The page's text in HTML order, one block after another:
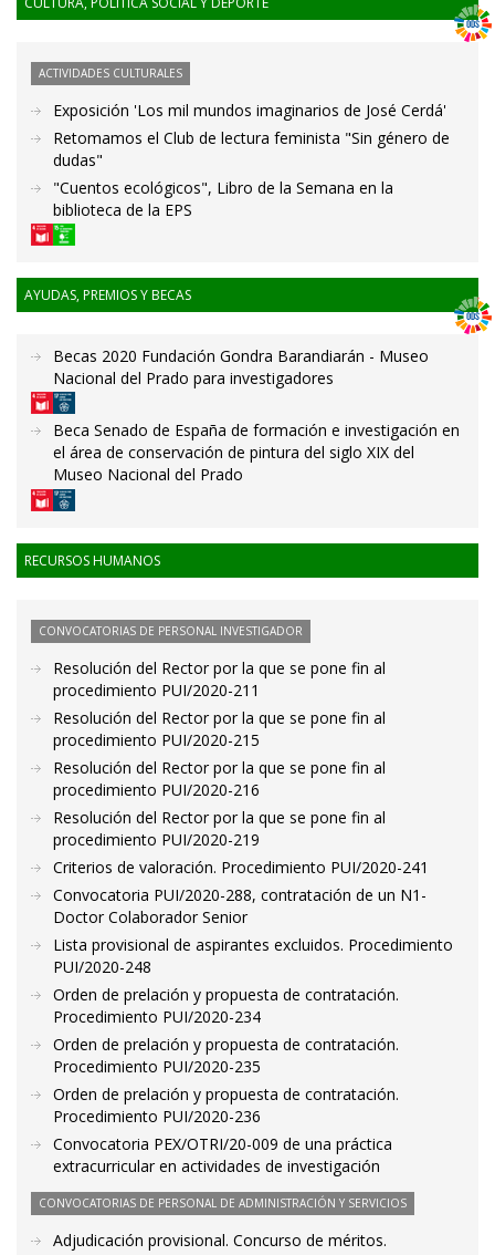
ACTIVIDADES CULTURALES
Exposición 'Los mil mundos imaginarios de José Cerdá'
Retomamos el Club de lectura feminista "Sin género de
dudas"
"Cuentos ecológicos", Libro de la Semana en la
biblioteca de la EPS
AYUDAS, PREMIOS Y BECAS
Becas 2020 Fundación Gondra Barandiarán - Museo
Nacional del Prado para investigadores
Beca Senado de España de formación e investigación en
el área de conservación de pintura del siglo XIX del
Museo Nacional del Prado
RECURSOS HUMANOS
CONVOCATORIAS DE PERSONAL INVESTIGADOR
Resolución del Rector por la que se pone fin al
procedimiento PUI/2020-211
Resolución del Rector por la que se pone fin al
procedimiento PUI/2020-215
Resolución del Rector por la que se pone fin al
procedimiento PUI/2020-216
Resolución del Rector por la que se pone fin al
procedimiento PUI/2020-219
Criterios de valoración. Procedimiento PUI/2020-241
Convocatoria PUI/2020-288, contratación de un N1-
Doctor Colaborador Senior
Lista provisional de aspirantes excluidos. Procedimiento
PUI/2020-248
Orden de prelación y propuesta de contratación.
Procedimiento PUI/2020-234
Orden de prelación y propuesta de contratación.
Procedimiento PUI/2020-235
Orden de prelación y propuesta de contratación.
Procedimiento PUI/2020-236
Convocatoria PEX/OTRI/20-009 de una práctica
extracurricular en actividades de investigación
CONVOCATORIAS DE PERSONAL DE ADMINISTRACIÓN Y SERVICIOS
Adjudicación provisional. Concurso de méritos.